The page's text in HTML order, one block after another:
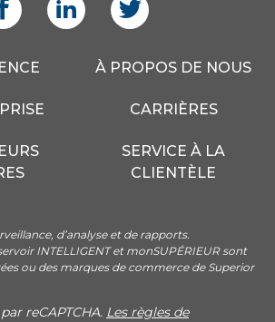
À PROPOS DE NOUS
CARRIÈRES
SERVICE À LA
CLIENTÈLE
d’analyse et de rapports.
INTELLIGENT et monSUPÉRIEUR sont
ou des marques de commerce de Superior
reCAPTCHA. Les règles de